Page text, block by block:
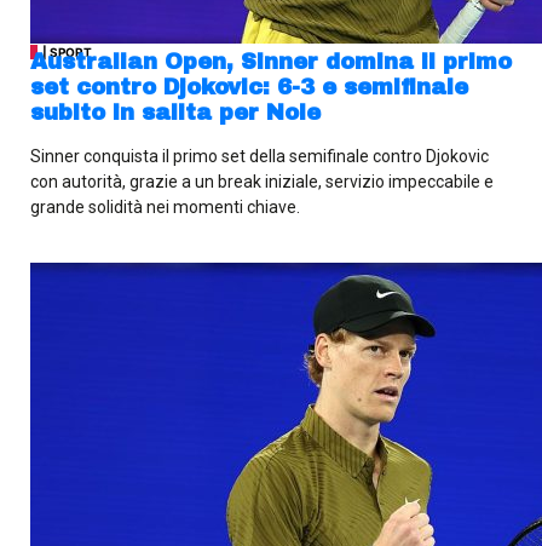
| SPORT
Australian Open, Sinner domina il primo
set contro Djokovic: 6-3 e semifinale
subito in salita per Nole
Sinner conquista il primo set della semifinale contro Djokovic
con autorità, grazie a un break iniziale, servizio impeccabile e
grande solidità nei momenti chiave.